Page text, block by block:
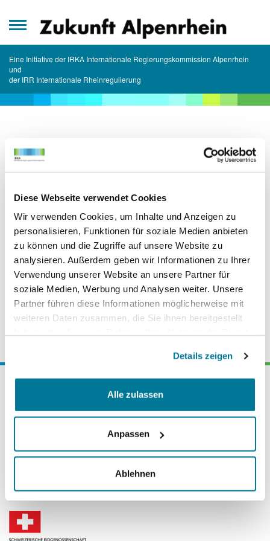
Diese Webseite verwendet Cookies
Wir verwenden Cookies, um Inhalte und Anzeigen zu
personalisieren, Funktionen für soziale Medien anbieten
zu können und die Zugriffe auf unsere Website zu
analysieren. Außerdem geben wir Informationen zu Ihrer
Verwendung unserer Website an unsere Partner für
soziale Medien, Werbung und Analysen weiter. Unsere
Partner führen diese Informationen möglicherweise mit
weiteren Daten zusammen, die Sie ihnen bereitgestellt
Details zeigen
Alle zulassen
Anpassen
Ablehnen
Inhalt
springen
Eine Initiative der IRKA Internationale Regierungskommission Alpenrhein
und
der IRR Internationale Rheinregulierung
Fachkontakt
Haben Sie Fragen? Schreiben Sie uns ein Mail oder
Fachkontakt
IRKA-Programmbeauftragte
Aurelia Spadin
info@alpenrhein.net
+41 (0)81 651 04 79
Regierungskommission Alpenrhein